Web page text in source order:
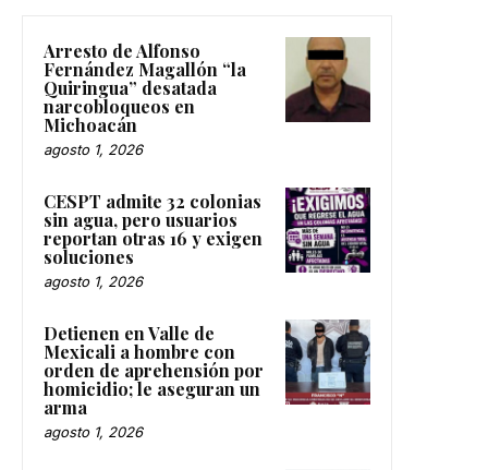
Arresto de Alfonso
Fernández Magallón “la
Quiringua” desatada
narcobloqueos en
Michoacán
agosto 1, 2026
CESPT admite 32 colonias
sin agua, pero usuarios
reportan otras 16 y exigen
soluciones
agosto 1, 2026
Detienen en Valle de
Mexicali a hombre con
orden de aprehensión por
homicidio; le aseguran un
arma
agosto 1, 2026